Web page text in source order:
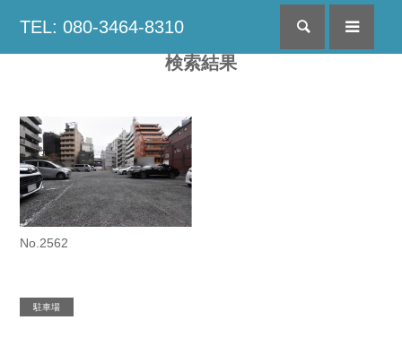
TEL: 080-3464-8310 検索
検索結果
No.2562
駐車場